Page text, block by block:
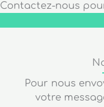
Contactez-nous
Pour nous
votre